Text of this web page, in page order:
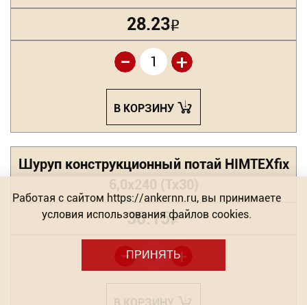
28.23Р
+
-
В КОРЗИНУ
Шуруп конструкционный потай HIMTEXfix
6,0х240 (Tx30)
30.15Р
+
-
Работая с сайтом https://ankernn.ru, вы принимаете
условия использования файлов cookies.
ПРИНЯТЬ